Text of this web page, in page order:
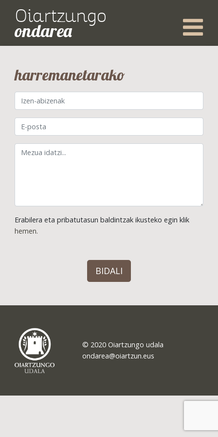
Oiartzungo
ondarea
harremanetarako
Erabilera eta pribatutasun baldintzak ikusteko egin klik
hemen.
BIDALI
© 2020 Oiartzungo udala
ondarea@oiartzun.eus